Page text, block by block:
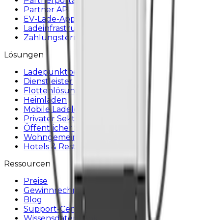
Partner API
EV-Lade-App
Ladeinfrastruktur
Zahlungsterminals
Lösungen
Ladepunktbetreiber
Dienstleister
Flottenlösungen
Heimladen
Mobile Ladelösung
Privater Sektor
Öffentlicher Sektor
Wohngemeinschaften
Hotels & Restaurants
Ressourcen
Preise
Gewinnrechner
Blog
Support-Center